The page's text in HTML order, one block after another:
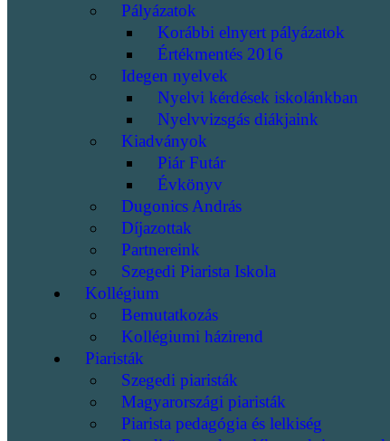
Pályázatok
Korábbi elnyert pályázatok
Értékmentés 2016
Idegen nyelvek
Nyelvi kérdések iskolánkban
Nyelvvizsgás diákjaink
Kiadványok
Piár Futár
Évkönyv
Dugonics András
Díjazottak
Partnereink
Szegedi Piarista Iskola
Kollégium
Bemutatkozás
Kollégiumi házirend
Piaristák
Szegedi piaristák
Magyarországi piaristák
Piarista pedagógia és lelkiség